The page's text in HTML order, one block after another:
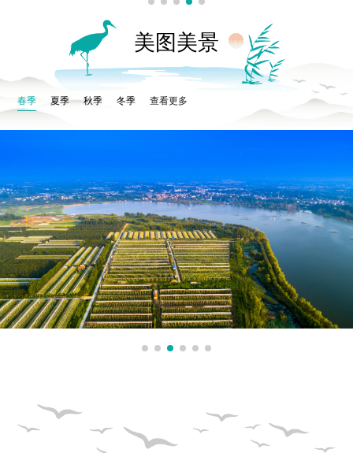
@资料所有权归属于丰县大沙河湿地公园景区所有
美图美景
春季 夏季 秋季 冬季 查看更多